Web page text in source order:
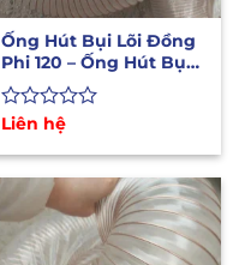
Ống Hút Bụi Lõi Đồng
Phi 120 – Ống Hút Bụi
Chịu Nhiệt Độ Cao
Được
hạng
0
sao
Liên hệ